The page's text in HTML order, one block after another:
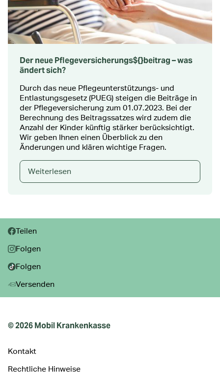
Der neue Pflegeversicherungs${­}beitrag – was
ändert sich?
Durch das neue Pflegeunterstützungs- und
Entlastungsgesetz (PUEG) steigen die Beiträge in
der Pflegeversicherung zum 01.07.2023. Bei der
Berechnung des Beitragssatzes wird zudem die
Anzahl der Kinder künftig stärker berücksichtigt.
Wir geben Ihnen einen Überblick zu den
Änderungen und klären wichtige Fragen.
Weiterlesen
Teilen:
Teilen
Folgen
Folgen
Versenden
© 2026 Mobil Krankenkasse
Kontakt
Rechtliche Hinweise